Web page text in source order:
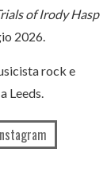
of Irody Hasp
2026.
rock e
Leeds.